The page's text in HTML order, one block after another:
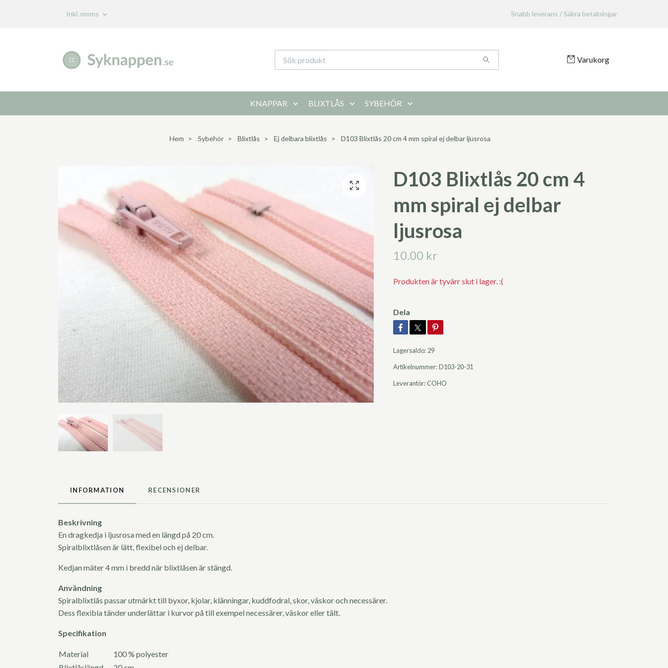
Inkl. moms Snabb leverans / Säkra betalningar
Varukorg
KNAPPAR BLIXTLÅS SYBEHÖR
Hem Sybehör Blixtlås Ej delbara blixtlås D103 Blixtlås 20 cm 4 mm spiral ej delbar ljusrosa
D103 Blixtlås 20 cm 4
mm spiral ej delbar
ljusrosa
10.00 kr
Produkten är tyvärr slut i lager. :(
Dela
Lagersaldo: 29
Artikelnummer:D103-20-31
Leverantör: COHO
INFORMATION RECENSIONER
Beskrivning
En dragkedja i ljusrosa med en längd på 20 cm.
Spiralblixtlåsen är lätt, flexibel och ej delbar.
Kedjan mäter 4 mm i bredd när blixtlåsen är stängd.
Användning
Spiralblixtlås passar utmärkt till byxor, kjolar, klänningar, kuddfodral, skor, väskor och necessärer.
Dess flexibla tänder underlättar i kurvor på till exempel necessärer, väskor eller tält.
Specifikation
Material
100 % polyester